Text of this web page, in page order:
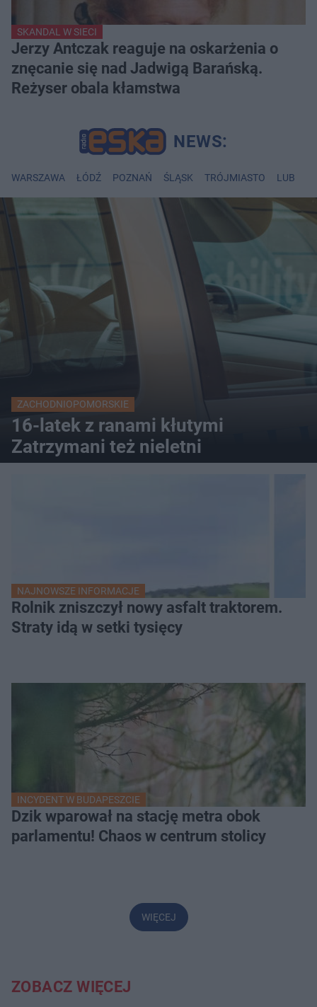
SKANDAL W SIECI
Jerzy Antczak reaguje na oskarżenia o
znęcanie się nad Jadwigą Barańską.
Reżyser obala kłamstwa
WARSZAWA ŁÓDŹ POZNAŃ ŚLĄSK TRÓJMIASTO LUBLIN
ZACHODNIOPOMORSKIE
16-latek z ranami kłutymi
Zatrzymani też nieletni
NAJNOWSZE INFORMACJE
Rolnik zniszczył nowy asfalt traktorem.
Straty idą w setki tysięcy
INCYDENT W BUDAPESZCIE
Dzik wparował na stację metra obok
parlamentu! Chaos w centrum stolicy
WIĘCEJ
ZOBACZ WIĘCEJ